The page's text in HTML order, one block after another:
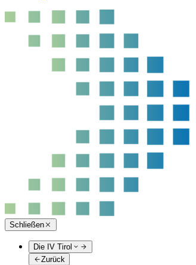
Schließen
Die IV Tirol
Zurück